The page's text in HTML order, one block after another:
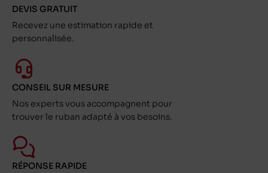
DEVIS GRATUIT
Recevez une estimation rapide et
personnalisée.
CONSEIL SUR MESURE
Nos experts vous accompagnent pour
trouver le ruban adapté à vos besoins.
RÉPONSE RAPIDE